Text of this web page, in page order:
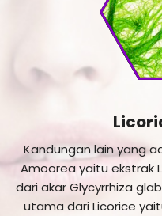
Kandungan lain yang
Amoorea yaitu ekstrak
dari akar Glycyrrhiza
utama dari Licorice